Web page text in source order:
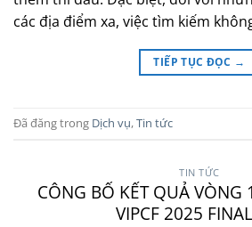
các địa điểm xa, việc tìm kiếm
TIẾP TỤC ĐỌC →
Đã đăng trong Dịch vụ,Tin tức
TIN TỨC
CÔNG BỐ KẾT QUẢ VÒNG
VIPCF 2025